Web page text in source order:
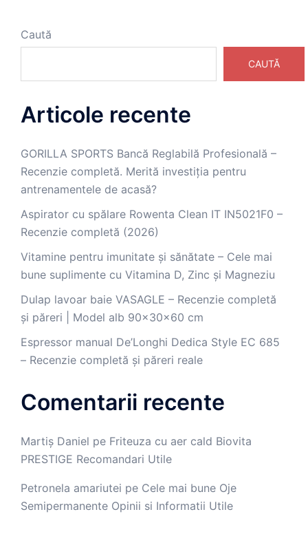
Caută
CAUTĂ
Articole recente
GORILLA SPORTS Bancă Reglabilă Profesională –
Recenzie completă. Merită investiția pentru
antrenamentele de acasă?
Aspirator cu spălare Rowenta Clean IT IN5021F0 –
Recenzie completă (2026)
Vitamine pentru imunitate și sănătate – Cele mai
bune suplimente cu Vitamina D, Zinc și Magneziu
Dulap lavoar baie VASAGLE – Recenzie completă
și păreri | Model alb 90x30x60 cm
Espressor manual De’Longhi Dedica Style EC 685
– Recenzie completă și păreri reale
Comentarii recente
Martiș Daniel pe Friteuza cu aer cald Biovita
PRESTIGE Recomandari Utile
Petronela amariutei pe Cele mai bune Oje
Semipermanente Opinii si Informatii Utile